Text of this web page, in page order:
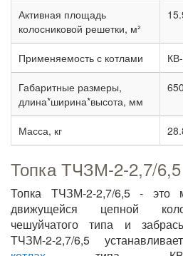
Активная площадь
колосниковой решетки, м²
Применяемость с котлами
Габаритные размеры,
длина*ширина*высота, мм
Масса, кг
Топка ТЧЗМ-2-2,7/6,5
Топка ТЧЗМ-2-2,7/6,5 - это
движущейся цепной
чешуйчатого типа и
ТЧЗМ-2-2,7/6,5